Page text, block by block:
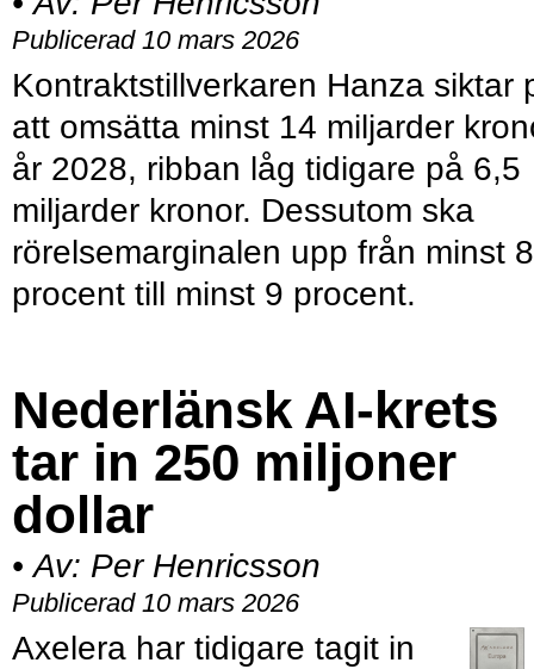
Publicerad 10 mars 2026
Kontraktstillverkaren Hanza siktar
att omsätta minst 14 miljarder
år 2028, ribban låg tidigare på 6,5
miljarder kronor. Dessutom ska
rörelsemarginalen upp från minst 8
procent till minst 9 procent.
Nederlänsk AI-krets
tar in 250 miljoner
dollar
• Av: Per Henricsson
Publicerad 10 mars 2026
Axelera har tidigare tagit in